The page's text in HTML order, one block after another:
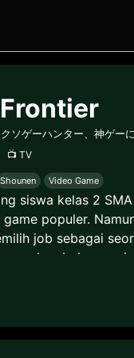
ソゲーハンター、神ゲー
📺 TV
Shounen Video Game
siswa kelas 2
populer.
job sebagai
beberapa